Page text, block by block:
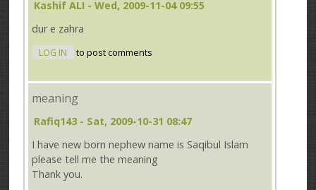
Kashif ALI - Wed, 2009-11-04 09:55
dur e zahra
LOG IN to post comments
meaning
Rafiq143 - Sat, 2009-10-31 08:47
I have new born nephew name is Saqibul Islam
please tell me the meaning
Thank you.